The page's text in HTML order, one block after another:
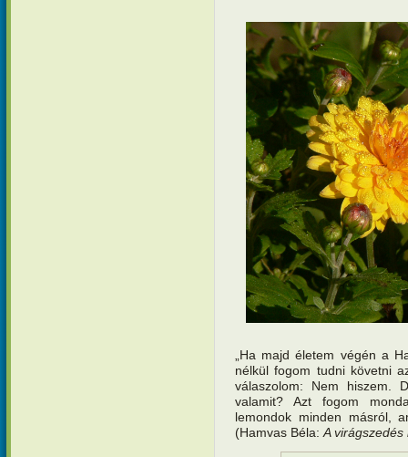
„Ha majd életem végén a
nélkül fogom tudni követni
válaszolom: Nem hiszem.
valamit? Azt fogom
lemondok minden másról,
(Hamvas Béla: A virágszedés